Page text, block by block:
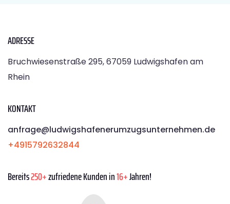
ADRESSE
Bruchwiesenstraße 295, 67059 Ludwigshafen am
Rhein
KONTAKT
anfrage@ludwigshafenerumzugsunternehmen.de
+4915792632844
Bereits250+zufriedene Kunden in16+Jahren!